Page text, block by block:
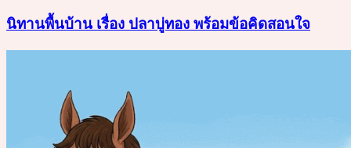
นิทานพื้นบ้าน เรื่อง ปลาบู่ทอง พร้อมข้อคิดสอนใจ